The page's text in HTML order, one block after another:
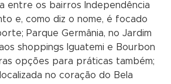
entre os bairros Independência
e, como diz o nome, é focado
Parque Germânia, no Jardim
shoppings Iguatemi e Bourbon
opções para práticas também;
no coração do Bela